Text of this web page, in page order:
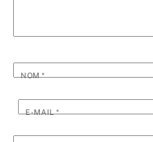
NOM*
E-MAIL*